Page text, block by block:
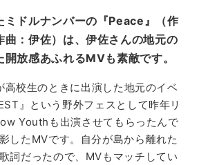
ドルナンバーの『Peace』（作
曲：伊佐）は、伊佐さんの地元の
放感あふれるMVも素敵です。
高校生のときに出演した地元のイベ
』という野外フェスとして昨年リ
Youthも出演させてもらったんで
したMVです。自分が島から離れた
詞だったので、MVもマッチしてい